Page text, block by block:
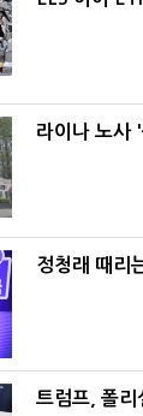
라이나 노사
정청래 때리
트럼프, 폴